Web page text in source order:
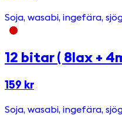
Soja, wasabi, ingefära,
12 bitar ( 8lax +
159 kr
Soja, wasabi, ingefära,